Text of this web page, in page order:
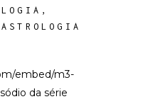
,
embed/m3-
da série